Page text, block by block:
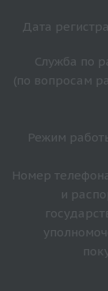
Дата
Служба по
(по вопросам
Режим
Номер
и